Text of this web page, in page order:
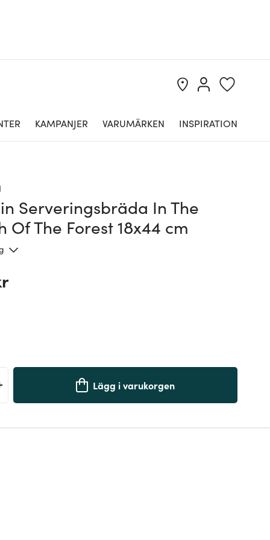
KAMPANJER VARUMÄRKEN INSPIRATION
Serveringsbräda In The
Of The Forest 18x44 cm
Lägg i varukorgen